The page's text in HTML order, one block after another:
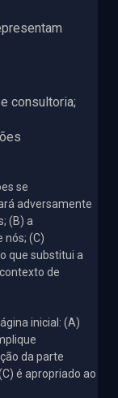
consultoria;
se
adversamente
(B) a
nós; (C)
que substitui a
de
inicial: (A)
da parte
é apropriado ao